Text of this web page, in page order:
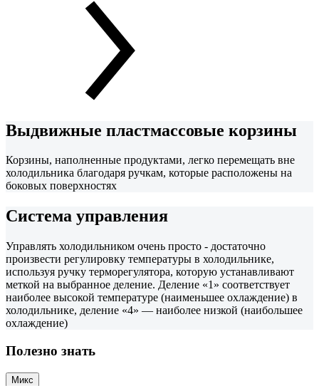
Выдвижные пластмассовые корзины
Корзины, наполненные продуктами, легко перемещать вне
холодильника благодаря ручкам, которые расположены на
боковых поверхностях
Система управления
Управлять холодильником очень просто - достаточно
произвести регулировку температуры в холодильнике,
используя ручку терморегулятора, которую устанавливают
меткой на выбранное деление. Деление «1» соответствует
наиболее высокой температуре (наименьшее охлаждение) в
холодильнике, деление «4» — наиболее низкой (наибольшее
охлаждение)
Полезно знать
Микс